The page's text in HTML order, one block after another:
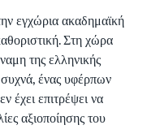
εγχώρια ακαδημαϊκή
Στη χώρα
της ελληνικής
συχνά, ένας υφέρπων
έχει επιτρέψει να
αξιοποίησης του